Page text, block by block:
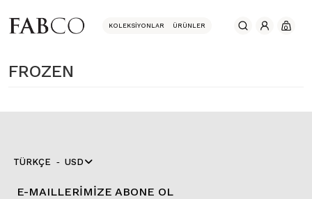
KOLEKSIYONLAR ÜRÜNLER 0
FROZEN
TÜRKÇE USD
E-MAILLERİMİZE ABONE OL